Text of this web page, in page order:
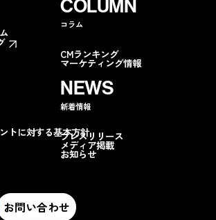
COLUMN
コラム
CMランキング
マーケティング情報
NEWS
新着情報
プレスリリース
メディア掲載
お知らせ
トに対する基本方針
お問い合わせ